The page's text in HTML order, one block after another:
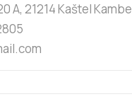
A, 21214 Kaštel